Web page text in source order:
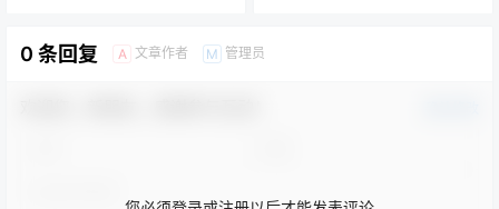
0 条回复 A 文章作者 M 管理员